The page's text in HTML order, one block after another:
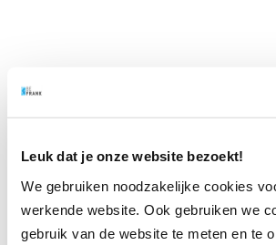
Leuk dat je onze website bezoekt!
We gebruiken noodzakelijke cookies
werkende website. Ook gebruiken we
gebruik van de website te meten en te
Deel via LinkedIn
Deel via XDeel via Facebook
Deel via